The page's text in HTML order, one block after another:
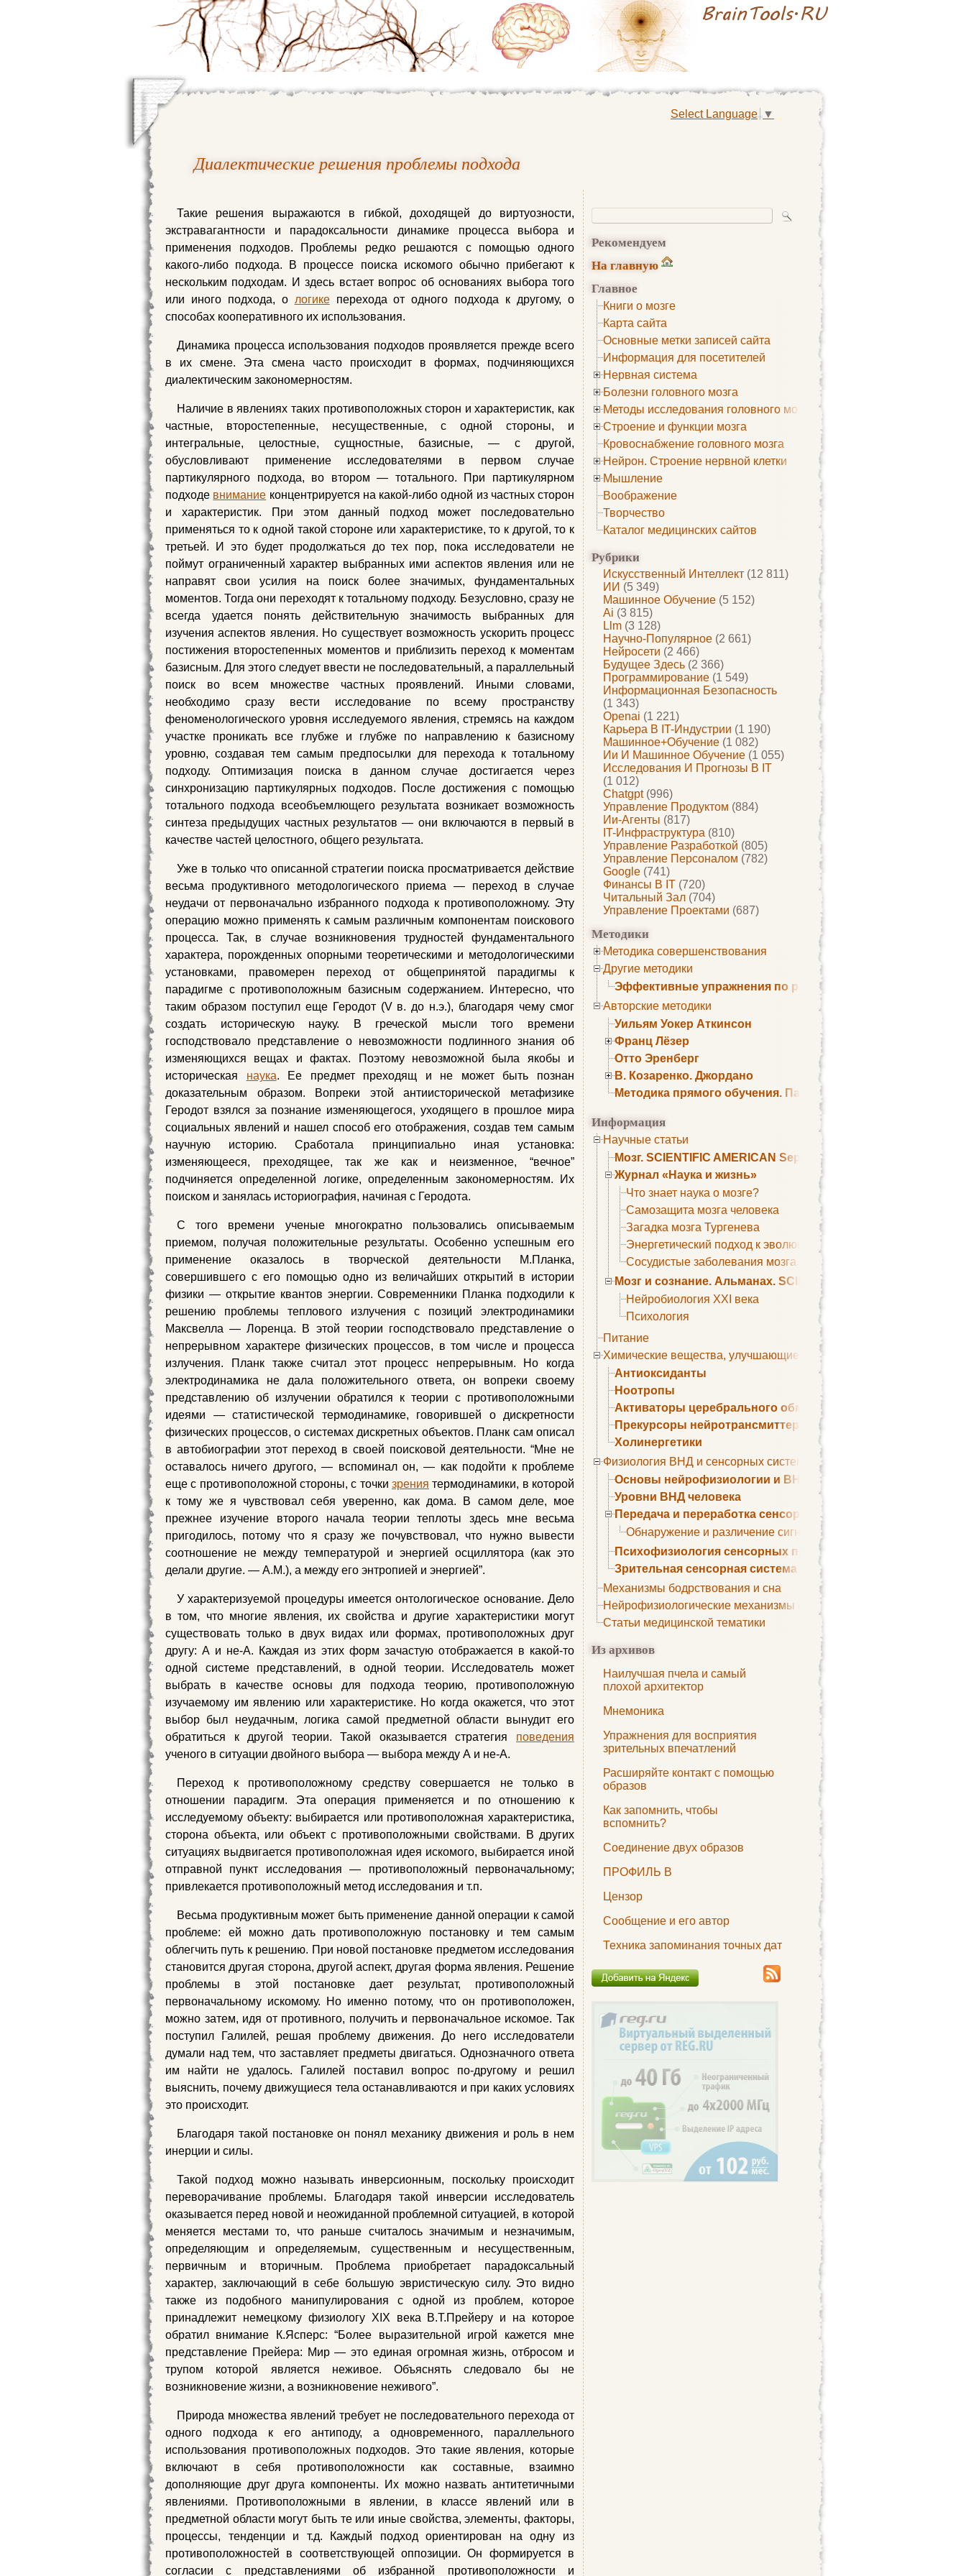
Select Language ▼
Диалектические решения проблемы подхода
Рекомендуем
На главную
Главное
Книги о мозге
Карта сайта
Основные метки записей сайта
Информация для посетителей
Нервная система
Болезни головного мозга
Методы исследования головного мозга
Строение и функции мозга
Кровоснабжение головного мозга
Нейрон. Строение нервной клетки
Мышление
Воображение
Творчество
Каталог медицинских сайтов
Рубрики
Искусственный Интеллект (12 811)
ИИ (5 349)
Машинное Обучение (5 152)
Ai (3 815)
Llm (3 128)
Научно-Популярное (2 661)
Нейросети (2 466)
Будущее Здесь (2 366)
Программирование (1 549)
Информационная Безопасность
(1 343)
Openai (1 221)
Карьера В IT-Индустрии (1 190)
Машинное+обучение (1 082)
Ии И Машинное Обучение (1 055)
Исследования И Прогнозы В IT
(1 012)
Chatgpt(996)
Управление Продуктом (884)
Ии-Агенты (817)
IT-Инфраструктура (810)
Управление Разработкой (805)
Управление Персоналом (782)
Google (741)
Финансы В IT (720)
Читальный Зал (704)
Управление Проектами (687)
Методики
Методика совершенствования
Другие методики
Эффективные упражнения по развитию памяти
Авторские методики
Уильям Уокер Аткинсон
Франц Лёзер
Отто Эренберг
В. Козаренко. Джордано
Методика прямого обучения. Пауль Шелли
Информация
Научные статьи
Мозг. SCIENTIFIC AMERICAN September 1979
Журнал «Наука и жизнь»
Что знает наука о мозге?
Самозащита мозга человека
Загадка мозга Тургенева
Энергетический подход к эволюции мозга
Сосудистые заболевания мозга. Все может начаться с
Мозг и сознание. Альманах. SCIENTIFIC AMERICAN
Нейробиология XXI века
Психология
Питание
Химические вещества, улучшающие умственные способности
Антиоксиданты
Ноотропы
Активаторы церебрального обмена веществ
Прекурсоры нейротрансмиттеров
Холинергетики
Физиология ВНД и сенсорных систем
Основы нейрофизиологии и ВНД
Уровни ВНД человека
Передача и переработка сенсорных сигналов
Обнаружение и различение сигналов. Сенсорная рецепция
Психофизиология сенсорных процессов
Зрительная сенсорная система
Механизмы бодрствования и сна
Нейрофизиологические механизмы сна
Статьи медицинской тематики
Из архивов
Наилучшая пчела и самый
плохой архитектор
Мнемоника
Упражнения для восприятия
зрительных впечатлений
Расширяйте контакт с помощью
образов
Как запомнить, чтобы
вспомнить?
Соединение двух образов
ПРОФИЛЬ B
Цензор
Сообщение и его автор
Техника запоминания точных дат
Такие решения выражаются в гибкой, доходящей до виртуозности,
экстравагантности и парадоксальности динамике процесса выбора и
применения подходов. Проблемы редко решаются с помощью одного
какого-либо подхода. В процессе поиска искомого обычно прибегают к
нескольким подходам. И здесь встает вопрос об основаниях выбора того
или иного подхода, о логикеперехода от одного подхода к другому, о
способах кооперативного их использования.
Динамика процесса использования подходов проявляется прежде всего
в их смене. Эта смена часто происходит в формах, подчиняющихся
диалектическим закономерностям.
Наличие в явлениях таких противоположных сторон и характеристик, как
частные, второстепенные, несущественные, с одной стороны, и
интегральные, целостные, сущностные, базисные, — с другой,
обусловливают применение исследователями в первом случае
партикулярного подхода, во втором — тотального. При партикулярном
подходе внимание концентрируется на какой-либо одной из частных сторон
и характеристик. При этом данный подход может последовательно
применяться то к одной такой стороне или характеристике, то к другой, то к
третьей. И это будет продолжаться до тех пор, пока исследователи не
поймут ограниченный характер выбранных ими аспектов явления или не
направят свои усилия на поиск более значимых, фундаментальных
моментов. Тогда они переходят к тотальному подходу. Безусловно, сразу не
всегда удается понять действительную значимость выбранных для
изучения аспектов явления. Но существует возможность ускорить процесс
постижения второстепенных моментов и приблизить переход к моментам
базисным. Для этого следует ввести не последовательный, а параллельный
поиск во всем множестве частных проявлений. Иными словами,
необходимо сразу вести исследование по всему пространству
феноменологического уровня исследуемого явления, стремясь на каждом
участке проникать все глубже и глубже по направлению к базисному
уровню, создавая тем самым предпосылки для перехода к тотальному
подходу. Оптимизация поиска в данном случае достигается через
синхронизацию партикулярных подходов. После достижения с помощью
тотального подхода всеобъемлющего результата возникает возможность
синтеза предыдущих частных результатов — они включаются в первый в
качестве частей целостного, общего результата.
Уже в только что описанной стратегии поиска просматривается действие
весьма продуктивного методологического приема — переход в случае
неудачи от первоначально избранного подхода к противоположному. Эту
операцию можно применять к самым различным компонентам поискового
процесса. Так, в случае возникновения трудностей фундаментального
характера, порожденных опорными теоретическими и методологическими
установками, правомерен переход от общепринятой парадигмы к
парадигме с противоположным базисным содержанием. Интересно, что
таким образом поступил еще Геродот (V в. до н.э.), благодаря чему смог
создать историческую науку. В греческой мысли того времени
господствовало представление о невозможности подлинного знания об
изменяющихся вещах и фактах. Поэтому невозможной была якобы и
историческая наука. Ее предмет преходящ и не может быть познан
доказательным образом. Вопреки этой антиисторической метафизике
Геродот взялся за познание изменяющегося, уходящего в прошлое мира
социальных явлений и нашел способ его отображения, создав тем самым
научную историю. Сработала принципиально иная установка:
изменяющееся, преходящее, так же как и неизменное, “вечное”
подчиняется определенной логике, определенным закономерностям. Их
поиском и занялась историография, начиная с Геродота.
С того времени ученые многократно пользовались описываемым
приемом, получая положительные результаты. Особенно успешным его
применение оказалось в творческой деятельности М.Планка,
совершившего с его помощью одно из величайших открытий в истории
физики — открытие квантов энергии. Современники Планка подходили к
решению проблемы теплового излучения с позиций электродинамики
Максвелла — Лоренца. В этой теории господствовало представление о
непрерывном характере физических процессов, в том числе и процесса
излучения. Планк также считал этот процесс непрерывным. Но когда
электродинамика не дала положительного ответа, он вопреки своему
представлению об излучении обратился к теории с противоположными
идеями — статистической термодинамике, говорившей о дискретности
физических процессов, о системах дискретных объектов. Планк сам описал
в автобиографии этот переход в своей поисковой деятельности. “Мне не
оставалось ничего другого, — вспоминал он, — как подойти к проблеме
еще с противоположной стороны, с точки зрения термодинамики, в которой
к тому же я чувствовал себя уверенно, как дома. В самом деле, мое
прежнее изучение второго начала теории теплоты здесь мне весьма
пригодилось, потому что я сразу же почувствовал, что нужно вывести
соотношение не между температурой и энергией осциллятора (как это
делали другие. — А.М.), а между его энтропией и энергией”.
У характеризуемой процедуры имеется онтологическое основание. Дело
в том, что многие явления, их свойства и другие характеристики могут
существовать только в двух видах или формах, противоположных друг
другу: А и не-А. Каждая из этих форм зачастую отображается в какой-то
одной системе представлений, в одной теории. Исследователь может
выбрать в качестве основы для подхода теорию, противоположную
изучаемому им явлению или характеристике. Но когда окажется, что этот
выбор был неудачным, логика самой предметной области вынудит его
обратиться к другой теории. Такой оказывается стратегия поведения
ученого в ситуации двойного выбора — выбора между А и не-А.
Переход к противоположному средству совершается не только в
отношении парадигм. Эта операция применяется и по отношению к
исследуемому объекту: выбирается или противоположная характеристика,
сторона объекта, или объект с противоположными свойствами. В других
ситуациях выдвигается противоположная идея искомого, выбирается иной
отправной пункт исследования — противоположный первоначальному;
привлекается противоположный метод исследования и т.п.
Весьма продуктивным может быть применение данной операции к самой
проблеме: ей можно дать противоположную постановку и тем самым
облегчить путь к решению. При новой постановке предметом исследования
становится другая сторона, другой аспект, другая форма явления. Решение
проблемы в этой постановке дает результат, противоположный
первоначальному искомому. Но именно потому, что он противоположен,
можно затем, идя от противного, получить и первоначальное искомое. Так
поступил Галилей, решая проблему движения. До него исследователи
думали над тем, что заставляет предметы двигаться. Однозначного ответа
им найти не удалось. Галилей поставил вопрос по-другому и решил
выяснить, почему движущиеся тела останавливаются и при каких условиях
это происходит.
Благодаря такой постановке он понял механику движения и роль в нем
инерции и силы.
Такой подход можно называть инверсионным, поскольку происходит
переворачивание проблемы. Благодаря такой инверсии исследователь
оказывается перед новой и неожиданной проблемной ситуацией, в которой
меняется местами то, что раньше считалось значимым и незначимым,
определяющим и определяемым, существенным и несущественным,
первичным и вторичным. Проблема приобретает парадоксальный
характер, заключающий в себе большую эвристическую силу. Это видно
также из подобного манипулирования с одной из проблем, которое
принадлежит немецкому физиологу XIX века В.Т.Прейеру и на которое
обратил внимание К.Ясперс: “Более выразительной игрой кажется мне
представление Прейера: Мир — это единая огромная жизнь, отбросом и
трупом которой является неживое. Объяснять следовало бы не
возникновение жизни, а возникновение неживого”.
Природа множества явлений требует не последовательного перехода от
одного подхода к его антиподу, а одновременного, параллельного
использования противоположных подходов. Это такие явления, которые
включают в себя противоположности как составные, взаимно
дополняющие друг друга компоненты. Их можно назвать антитетичными
явлениями. Противоположными в явлении, в классе явлений или в
предметной области могут быть те или иные свойства, элементы, факторы,
процессы, тенденции и т.д. Каждый подход ориентирован на одну из
противоположностей в соответствующей оппозиции. Он формируется в
согласии с представлениями об избранной противоположности и